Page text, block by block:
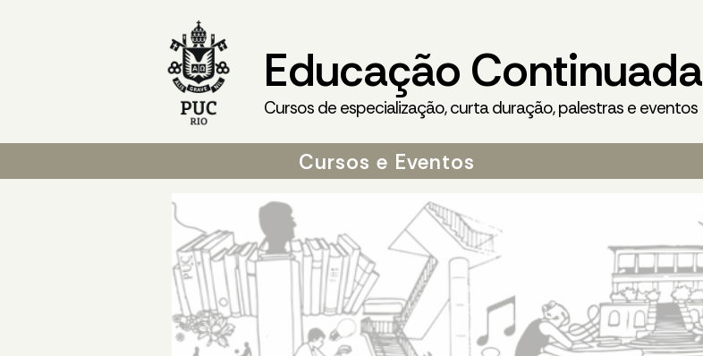
Educação Continuada
Cursos de especialização, curta duração, palestras e eventos
Cursos e Eventos